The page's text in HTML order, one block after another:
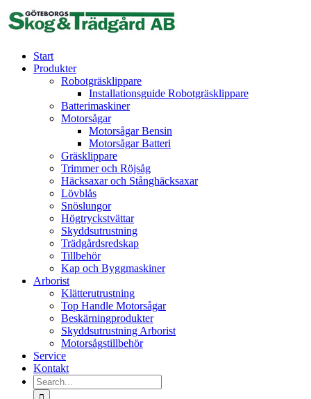
Skip
to
Start
Produkter
Robotgräsklippare
Installationsguide Robotgräsklippare
Batterimaskiner
Motorsågar
Motorsågar Bensin
Motorsågar Batteri
Gräsklippare
Trimmer och Röjsåg
Häcksaxar och Stånghäcksaxar
Lövblås
Snöslungor
Högtryckstvättar
Skyddsutrustning
Trädgårdsredskap
Tillbehör
Kap och Byggmaskiner
Arborist
Klätterutrustning
Top Handle Motorsågar
Beskärningprodukter
Skyddsutrustning Arborist
Motorsågstillbehör
Service
Kontakt
Search
for: